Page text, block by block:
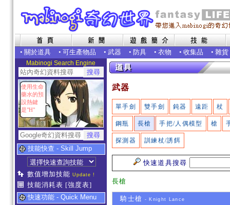
• 關於道具 • 可生產物品 • 武器 • 防具 • 衣物 • 收集品 • 雜貨
Mabinogi Search Engine
使用生命
藥水的預
設熱鍵
是"H"
技能快查 - Skill Jump
數值增加技能 Update !
技能消耗表 [強度表]
快速功能 - Quick Menu
武器
單手劍 雙手劍 鈍器 遠距 杖
鋼瓶 長槍 手把/人偶模型 槍
探測器 訓練杖/誘餌
快速道具搜尋
長槍
騎士槍 - Knight Lance